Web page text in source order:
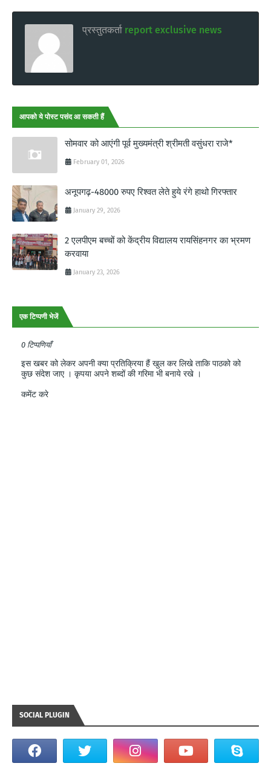
प्रस्तुतकर्ता report exclusive news
आपको ये पोस्ट पसंद आ सकती हैं
सोमवार को आएंगी पूर्व मुख्यमंत्री श्रीमती वसुंधरा राजे*
February 01, 2026
अनूपगढ़-48000 रुपए रिश्वत लेते हुये रंगे हाथो गिरफ्तार
January 29, 2026
2 एलपीएम बच्चों को केंद्रीय विद्यालय रायसिंहनगर का भ्रमण
करवाया
January 23, 2026
एक टिप्पणी भेजें
0 टिप्पणियाँ
इस खबर को लेकर अपनी क्या प्रतिक्रिया हैं खुल कर लिखे ताकि पाठको को
कुछ संदेश जाए । कृपया अपने शब्दों की गरिमा भी बनाये रखे ।
कमेंट करे
SOCIAL PLUGIN